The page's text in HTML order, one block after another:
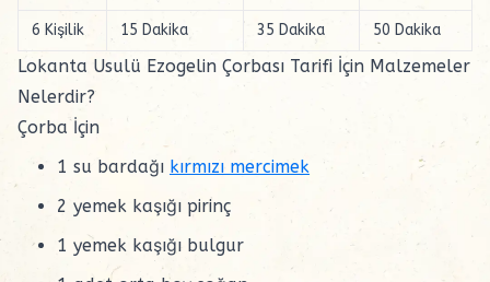
6 Kişilik 15 Dakika 35 Dakika 50 Dakika
Lokanta Usulü Ezogelin Çorbası Tarifi İçin Malzemeler
Nelerdir?
Çorba İçin
1 su bardağı kırmızı mercimek
2 yemek kaşığı pirinç
1 yemek kaşığı bulgur